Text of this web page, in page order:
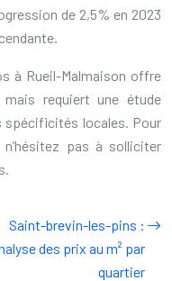
de 2,5% en 2023
à Rueil-Malmaison offre
mais requiert une étude
spécificités locales. Pour
pas à solliciter
Saint-brevin-les-pins :
des prix au m² par
quartier